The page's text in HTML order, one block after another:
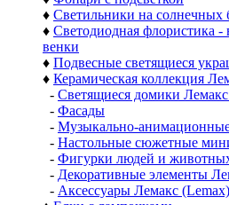
♦ Светильники на солнечных
♦ Светодиодная флористика -
венки
♦ Подвесные светящиеся
♦ Керамическая коллекция
- Светящиеся домики
- Фасады
- Музыкально-
- Настольные сюжетные
- Фигурки людей и
- Декоративные элементы
- Аксессуары Лемакс (Lemax)